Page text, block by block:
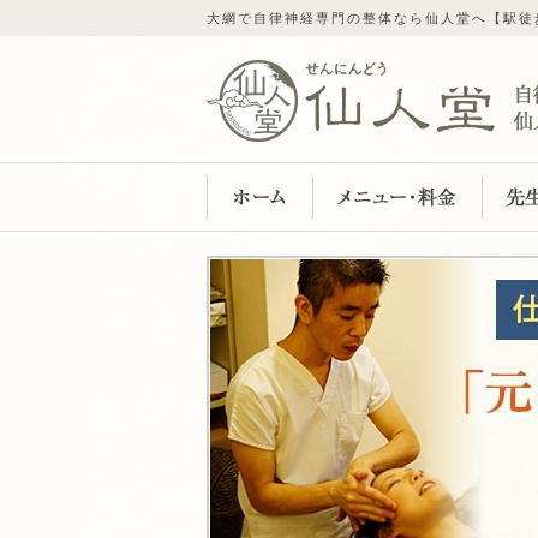
大網で自律神経専門の整体なら仙人堂へ【駅